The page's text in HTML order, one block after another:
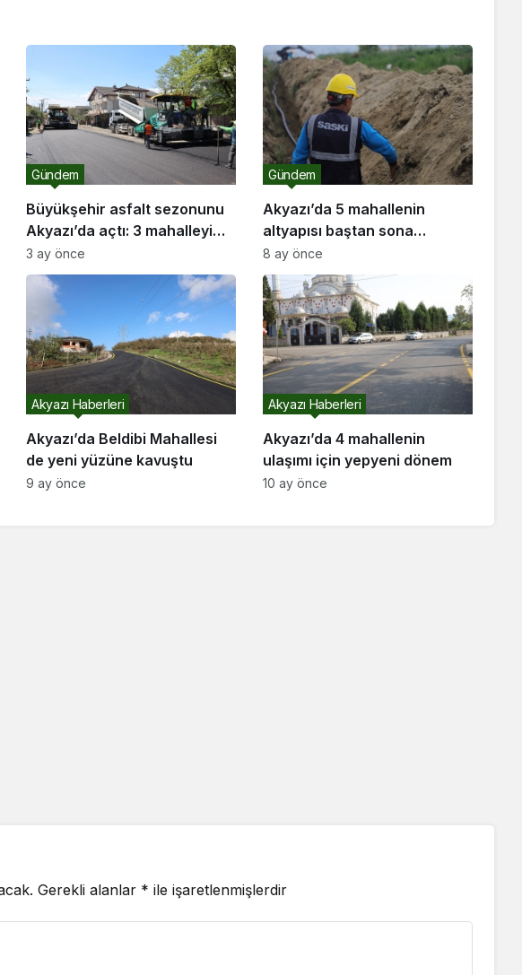
Büyükşehir asfalt sezonunu
Akyazı’da açtı: 3 mahalleyi
kapsayan 8 kilometrelik yol
sıcak asfaltta buluşuyor
Gündem
3 ay önce
Akyazı’da 5 mahallenin
altyapısı baştan sona
yenilendi Su kayıplarına geçit
yok
Gündem
8 ay önce
Akyazı’da Beldibi Mahallesi
de yeni yüzüne kavuştu
Akyazı Haberleri
9 ay önce
Akyazı’da 4 mahallenin
ulaşımı için yepyeni dönem
Akyazı Haberleri
10 ay önce
Gerekli alanlar * ile işaretlenmişlerdir